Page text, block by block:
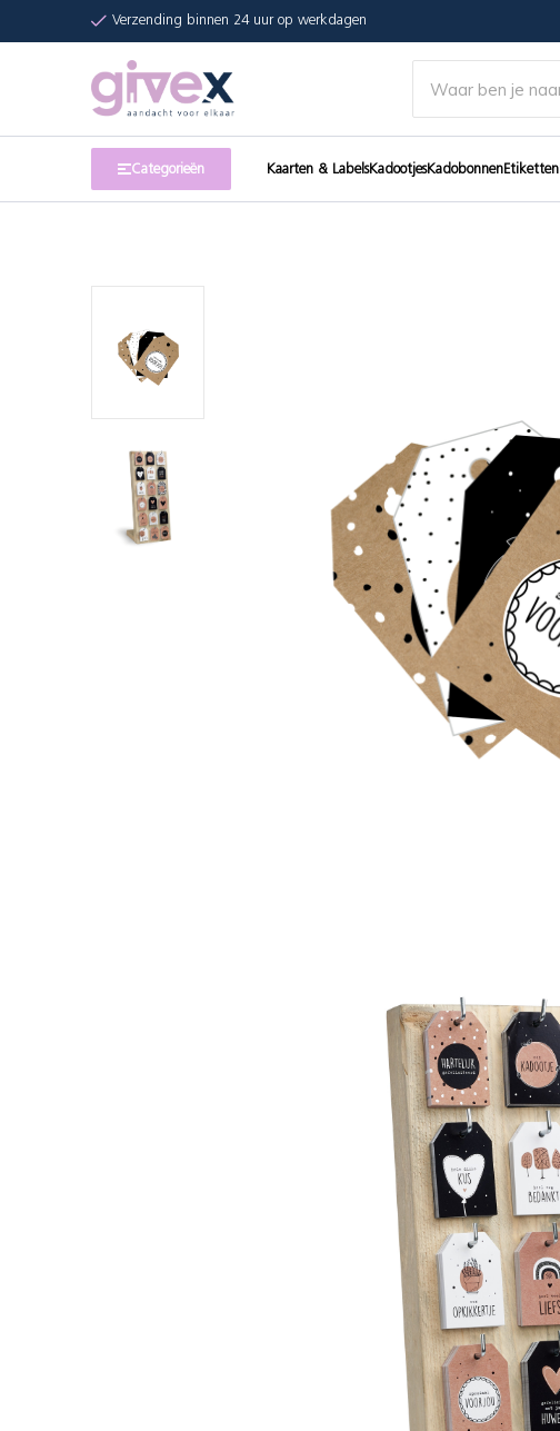
Verzending binnen 24 uur op werkdagen
Categorieën Kaarten & LabelsKadootjesKadobonnenEtiketten